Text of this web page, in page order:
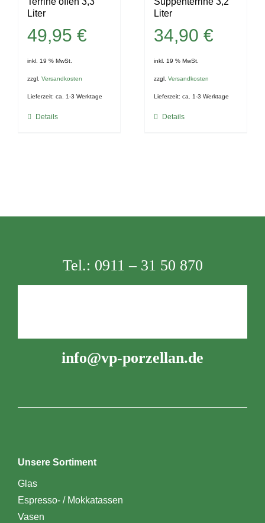
Liter
49,95 €
inkl. 19 % MwSt.
zzgl. Versandkosten
Lieferzeit: ca. 1-3 Werktage
Details
Liter
34,90€
inkl. 19 % MwSt.
zzgl.Versandkosten
Lieferzeit:ca. 1-3 Werktage
Details
Tel.: 0911 – 31 50 870
info@vp-porzellan.de
Unsere Sortiment
Glas
Espresso- / Mokkatassen
Vasen